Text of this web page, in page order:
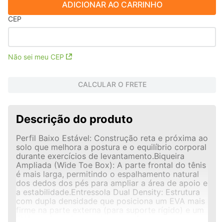
ADICIONAR AO CARRINHO
CEP
Não sei meu CEP
CALCULAR O FRETE
Descrição do produto
Perfil Baixo Estável: Construção reta e próxima ao
solo que melhora a postura e o equilíbrio corporal
durante exercícios de levantamento.Biqueira
Ampliada (Wide Toe Box): A parte frontal do tênis
é mais larga, permitindo o espalhamento natural
dos dedos dos pés para ampliar a área de apoio e
a estabilidade.Entressola Dual Density: Estrutura
com dupla densidade que posiciona um EVA mais
firme na parte externa (para suporte rígido) e um